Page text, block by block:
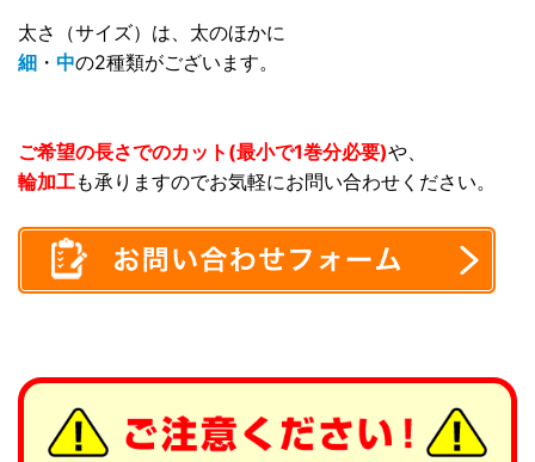
太さ（サイズ）は、太のほかに
細 ・ 中の2種類がございます。
ご希望の長さでのカット(最小で1巻分必要)や、
輪加工も承りますのでお気軽にお問い合わせください。